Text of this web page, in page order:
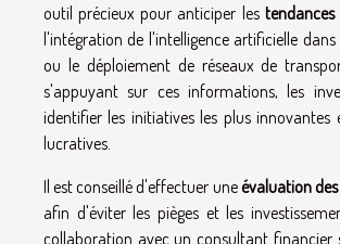
outil précieux pour anticiper les
l'intégration de l'intelligence artificielle
ou le déploiement de réseaux de
s'appuyant sur ces informations, les
identifier les initiatives les plus innovantes
lucratives.
Il est conseillé d'effectuer uneévaluation
afin d'éviter les pièges et les
collaboration avec un consultant financier